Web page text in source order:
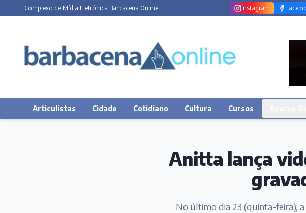
Complexo de Mídia Eletrônica Barbacena Online Instagram
Articulistas Cidade Cotidiano Cultura Cursos
Anitta lança
No último dia 23 (quinta-feira),